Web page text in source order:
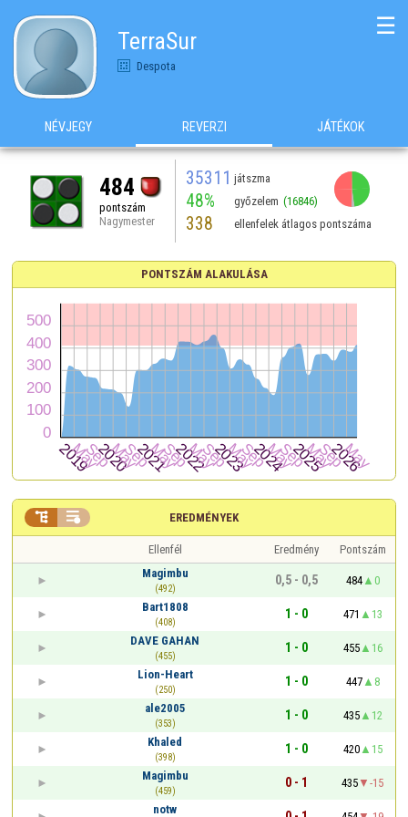
TerraSur
Despota
☰
NÉVJEGY REVERZI JÁTÉKOK
484
pontszám
Nagymester
35311 játszma
48% győzelem (16846)
338 ellenfelek átlagos pontszáma
PONTSZÁM ALAKULÁSA
EREDMÉNYEK
 
Ellenfél Eredmény
Pontszám
Magimbu
(492)
0,5 - 0,5 484
0
Bart1808
(408)
1 - 0 471
13
DAVE GAHAN
(455)
1 - 0 455
16
Lion-Heart
(250)
1 - 0 447
8
ale2005
(353)
1 - 0 435
12
Khaled
(398)
1 - 0 420
15
Magimbu
(459)
0 - 1 435
-15
notw